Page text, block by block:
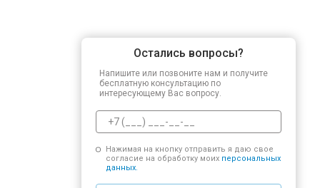
Остались вопросы?
Напишите или позвоните нам и получите
бесплатную консультацию по
интересующему Вас вопросу.
Нажимая на кнопку отправить я даю свое
согласие на обработку моих персональных
данных.